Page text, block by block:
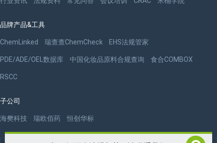
品牌产品&工具
ChemLinked 瑞查查ChemCheck EHS法规管家
PDE/ADE/OEL数据库 中国化妆品原料合规查询 食合COMBOX
RSCC
子公司
海樊科技 瑞欧佰药 恒创华标